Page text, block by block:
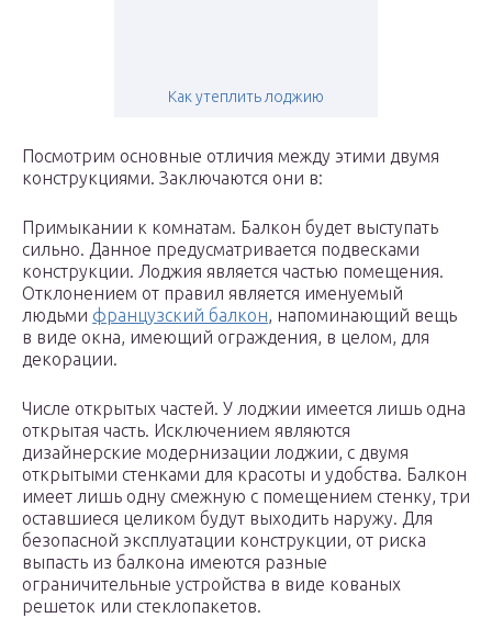
Как утеплить лоджию
Посмотрим основные отличия между этими двумя
конструкциями. Заключаются они в:
Примыкании к комнатам. Балкон будет выступать
сильно. Данное предусматривается подвесками
конструкции. Лоджия является частью помещения.
Отклонением от правил является именуемый
людьми французский балкон, напоминающий вещь
в виде окна, имеющий ограждения, в целом, для
декорации.
Числе открытых частей. У лоджии имеется лишь одна
открытая часть. Исключением являются
дизайнерские модернизации лоджии, с двумя
открытыми стенками для красоты и удобства. Балкон
имеет лишь одну смежную с помещением стенку, три
оставшиеся целиком будут выходить наружу. Для
безопасной эксплуатации конструкции, от риска
выпасть из балкона имеются разные
ограничительные устройства в виде кованых
решеток или стеклопакетов.